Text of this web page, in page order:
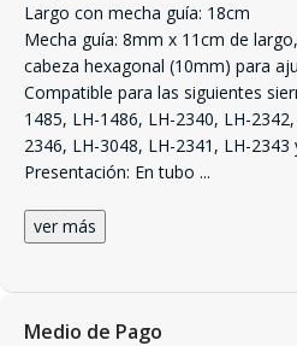
Largo con mecha guía: 18cm
Mecha guía: 8mm x 11cm de
cabeza hexagonal (10mm) para
Compatible para las siguientes
1485, LH-1486, LH-2340, LH-
2346, LH-3048, LH-2341, LH-2343
Presentación: En tubo ...
ver más
Medio de Pago